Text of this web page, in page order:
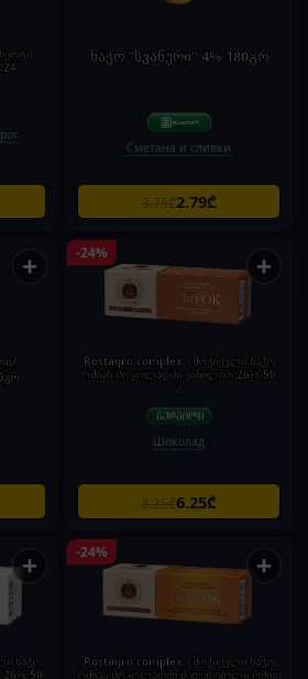
(24
ხაჭო "სვანური" 4% 180გრ
Сметана и сливки
3.75₾2.79₾
+ -24% +
Rostagro complex - მოჭიქული ხაჭო
რძიან შოკოლადში ვანილით 26% 50
გ
Шоколад
8.25₾6.25₾
+
ხაჭო
50
-24% +
Rostagro complex - მოჭიქული ხაჭო
რძიან შოკოლადში შედედებული რძით